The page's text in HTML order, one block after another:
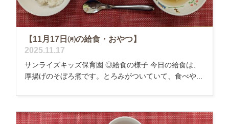
【11月17日㈪の給食・おやつ】
2025.11.17
サンライズキッズ保育園 ◎給食の様子 今日の給食は、
厚揚げのそぼろ煮です。とろみがついていて、食べや...